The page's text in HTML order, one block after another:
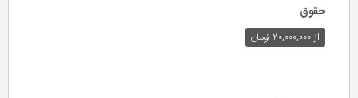
حقوق
از ۲۰,۰۰۰,۰۰۰ تومان